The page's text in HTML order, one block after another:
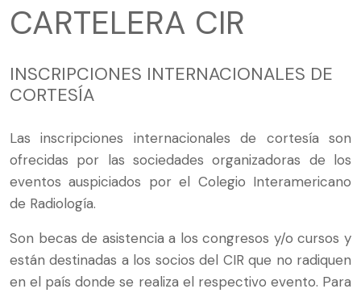
CARTELERA CIR
INSCRIPCIONES INTERNACIONALES DE
CORTESÍA
Las inscripciones internacionales de cortesía son
ofrecidas por las sociedades organizadoras de los
eventos auspiciados por el Colegio Interamericano
de Radiología.
Son becas de asistencia a los congresos y/o cursos y
están destinadas a los socios del CIR que no radiquen
en el país donde se realiza el respectivo evento. Para